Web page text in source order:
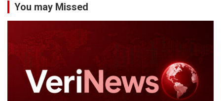
You may Missed